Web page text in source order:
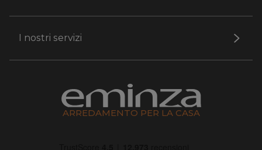
I nostri servizi
ARREDAMENTO PER LA CASA